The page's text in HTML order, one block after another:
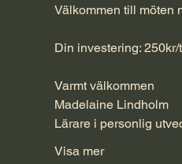
Välkommen till möten
Din investering:
Varmt välkommen
Madelaine Lindholm
Lärare i personlig
Visa mer